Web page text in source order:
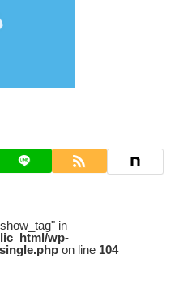
in
wp-
on line 104